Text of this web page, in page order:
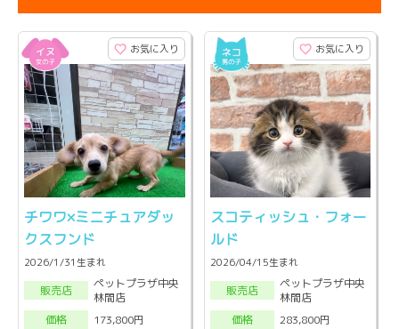
お気に入り
チワワ×ミニチュアダッ
クスフンド
2026/1/31生まれ
販売店
ペットプラザ中央
林間店
価格
173,800円
お気に入り
スコティッシュ・フォー
ルド
2026/04/15生まれ
販売店
ペットプラザ中央
林間店
価格
283,800円